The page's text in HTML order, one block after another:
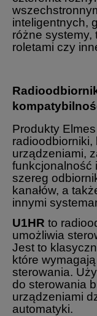
inteligentnych,
różne systemy,
roletami czy
Produkty
radioodbiorniki,
urządzeniami,
funkcjonalność
szereg
kanałów, a
innymi
U1HR to
umożliwia
Jest to
które
sterowania.
do sterowania
urządzeniami
automatyki.